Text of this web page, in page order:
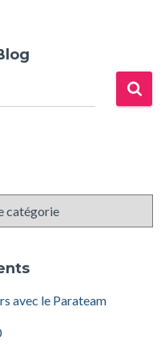
avec le Parateam